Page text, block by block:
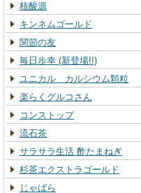
核酸源
キンネムゴールド
関節の友
毎日歩幸 (新登場!!)
ユニカル カルシウム顆粒
楽らくグルコさん
コンストップ
流石茶
サラサラ生活 酢たまねぎ
杉茶エクストラゴールド
じゃばら